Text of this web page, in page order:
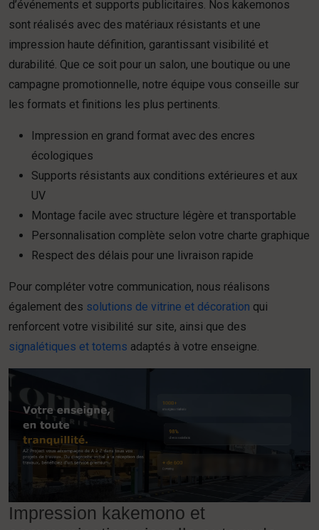
d’événements et supports publicitaires. Nos kakemonos
sont réalisés avec des matériaux résistants et une
impression haute définition, garantissant visibilité et
durabilité. Que ce soit pour un salon, une boutique ou une
campagne promotionnelle, notre équipe vous conseille sur
les formats et finitions les plus pertinents.
Impression en grand format avec des encres
écologiques
Supports résistants aux conditions extérieures et aux
UV
Montage facile avec structure légère et transportable
Personnalisation complète selon votre charte graphique
Respect des délais pour une livraison rapide
Pour compléter votre communication, nous réalisons
également des solutions de vitrine et décoration qui
renforcent votre visibilité sur site, ainsi que des
signalétiques et totems adaptés à votre enseigne.
Impression kakemono et